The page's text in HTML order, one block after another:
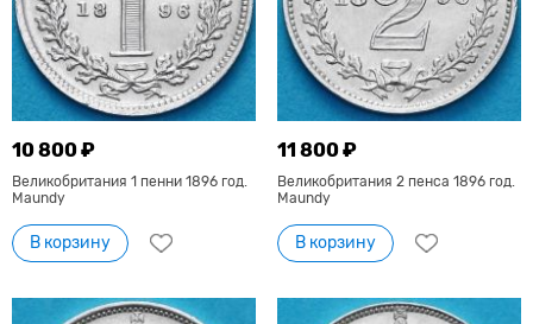
10 800 ₽
Великобритания 1 пенни 1896 год.
Maundy
В корзину
11 800 ₽
Великобритания 2 пенса 1896 год.
Maundy
В корзину